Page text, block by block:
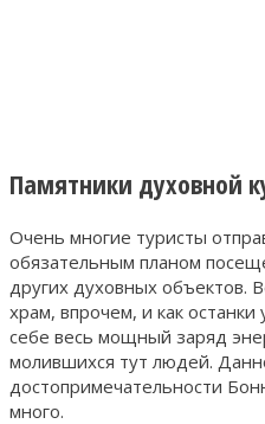
Памятники духовной
Очень многие туристы
обязательным планом
других духовных
храм, впрочем, и как
себе весь мощный заряд
молившихся тут людей.
достопримечательности
много.